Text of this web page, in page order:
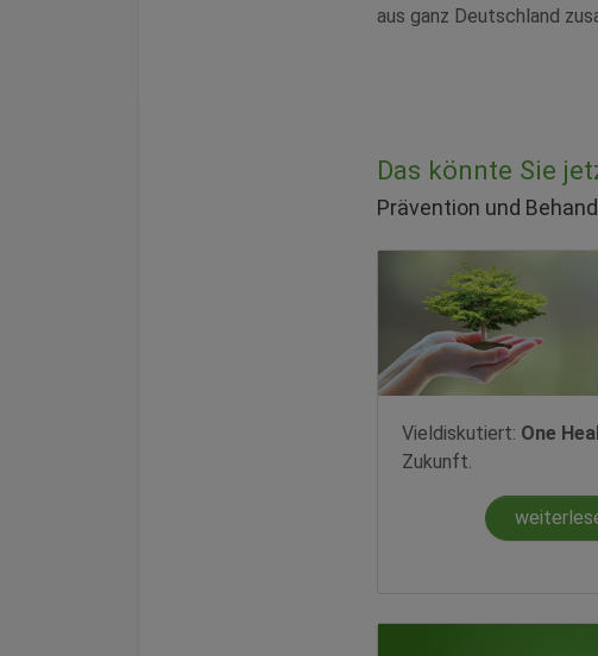
aus ganz Deutschland
Das könnte Sie
Prävention und
Vieldiskutiert: One
Zukunft.